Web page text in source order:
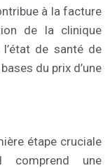
à la facture
de la clinique
de santé de
du prix d’une
étape cruciale
comprend une